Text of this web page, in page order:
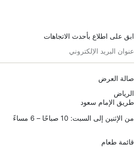
ابق على اطلاع بأحدث الاتجاهات
صالة العرض
الرياض
طريق الإمام سعود
من الإثنين إلى السبت: 10 صباحًا – 6 مساءً
قائمة طعام